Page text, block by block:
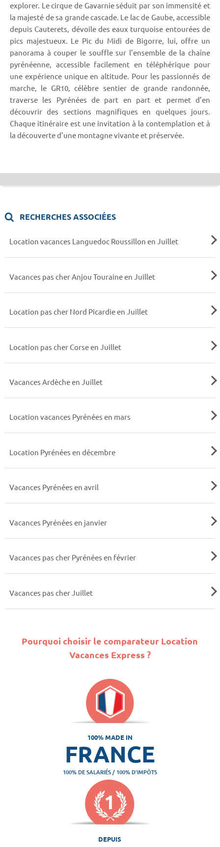
explorer. Le cirque de Gavarnie séduit par son immensité et
la majesté de sa grande cascade. Le lac de Gaube, accessible
depuis Cauterets, dévoile des eaux turquoise entourées de
pics majestueux. Le Pic du Midi de Bigorre, lui, offre un
panorama à couper le souffle sur l’ensemble de la chaîne
pyrénéenne, accessible facilement en téléphérique pour
une expérience unique en altitude. Pour les passionnés de
marche, le GR10, célèbre sentier de grande randonnée,
traverse les Pyrénées de part en part et permet d’en
découvrir des sections magnifiques en quelques jours.
Chaque itinéraire est une invitation à la contemplation et à
la découverte d’une montagne vivante et préservée.
RECHERCHES ASSOCIÉES
Location vacances Languedoc Roussillon en Juillet
Vacances pas cher Anjou Touraine en Juillet
Location pas cher Nord Picardie en Juillet
Location pas cher Corse en Juillet
Vacances Ardèche en Juillet
Location vacances Pyrénées en mars
Location Pyrénées en décembre
Vacances Pyrénées en avril
Vacances Pyrénées en janvier
Vacances pas cher Pyrénées en février
Vacances pas cher Juillet
Pourquoi choisir le comparateur Location
Vacances Express ?
100% MADE IN
FRANCE
100% DE SALARIÉS / 100% D'IMPÔTS
DEPUIS